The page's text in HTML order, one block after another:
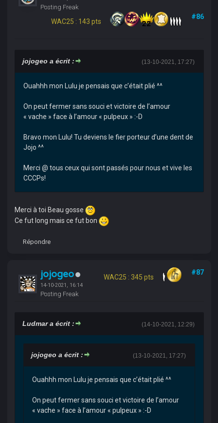
Posting Freak
WAC25 : 143 pts
#86
(13-10-2021, 17:27)
jojogeo a écrit :
Ouahhh mon Lulu je pensais que c’était plié ^^
On peut fermer sans souci et victoire de l’amour
« vache » face à l’amour « pulpeux » :-D
Bravo mon Lulu! Tu deviens le fier porteur d’une dent de
Jojo ^^
Merci @ tous ceux qui sont passés pour nous et vive les
CCCPs!
Merci à toi Beau gosse
Ce fut long mais ce fut bon
Répondre
jojogeo
14-10-2021, 16:14
Posting Freak
WAC25 : 345 pts
#87
(14-10-2021, 12:29)
Ludmar a écrit :
(13-10-2021, 17:27)
jojogeo a écrit :
Ouahhh mon Lulu je pensais que c’était plié ^^
On peut fermer sans souci et victoire de l’amour
« vache » face à l’amour « pulpeux » :-D